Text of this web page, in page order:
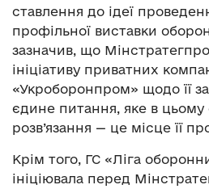
ставлення до ідеї
профільної виставки
зазначив, що
ініціативу приватних
«Укроборонпром» щодо її
єдине питання, яке в цьому
розв’язання — це місце її
Крім того, ГС «Ліга
ініціювала перед